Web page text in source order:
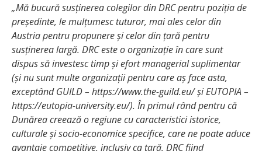
„Mă bucură susținerea colegilor din DRC pentru poziția de
președinte, le mulțumesc tuturor, mai ales celor din
Austria pentru propunere și celor din țară pentru
susținerea largă. DRC este o organizație în care sunt
dispus să investesc timp și efort managerial suplimentar
(și nu sunt multe organizații pentru care aș face asta,
exceptând GUILD – https://www.the-guild.eu/și EUTOPIA –
https://eutopia-university.eu/). În primul rând pentru că
Dunărea creează o regiune cu caracteristici istorice,
culturale și socio-economice specifice, care ne poate aduce
avantaje competitive, inclusiv ca țară, DRC fiind